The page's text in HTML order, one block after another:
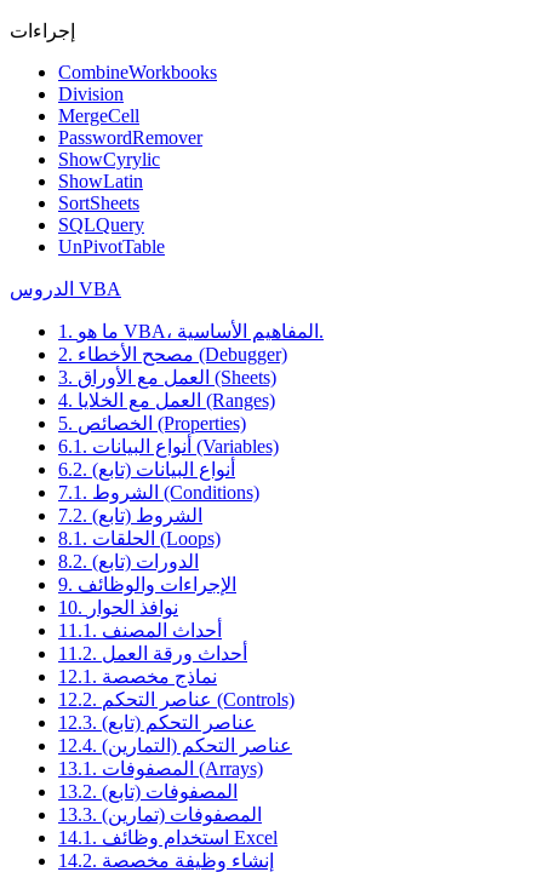
إجراءات
CombineWorkbooks
Division
MergeCell
PasswordRemover
ShowCyrylic
ShowLatin
SortSheets
SQLQuery
UnPivotTable
الدروس VBA
1. ما هو VBA، المفاهيم الأساسية.
2. مصحح الأخطاء (Debugger)
3. العمل مع الأوراق (Sheets)
4. العمل مع الخلايا (Ranges)
5. الخصائص (Properties)
6.1. أنواع البيانات (Variables)
6.2. أنواع البيانات (تابع)
7.1. الشروط (Conditions)
7.2. الشروط (تابع)
8.1. الحلقات (Loops)
8.2. الدورات (تابع)
9. الإجراءات والوظائف
10. نوافذ الحوار
11.1. أحداث المصنف
11.2. أحداث ورقة العمل
12.1. نماذج مخصصة
12.2. عناصر التحكم (Controls)
12.3. عناصر التحكم (تابع)
12.4. عناصر التحكم (التمارين)
13.1. المصفوفات (Arrays)
13.2. المصفوفات (تابع)
13.3. المصفوفات (تمارين)
14.1. استخدام وظائف Excel
14.2. إنشاء وظيفة مخصصة